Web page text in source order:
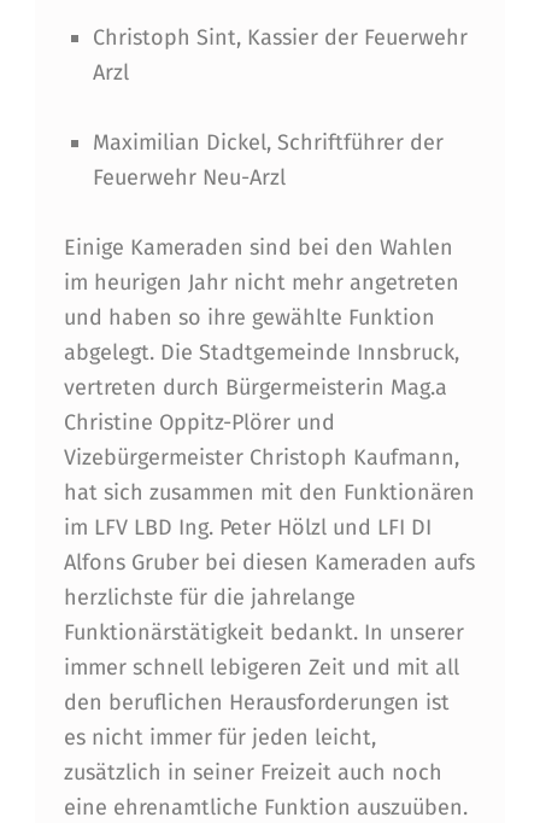
Christoph Sint, Kassier der Feuerwehr
Arzl
Maximilian Dickel, Schriftführer der
Feuerwehr Neu-Arzl
Einige Kameraden sind bei den Wahlen
im heurigen Jahr nicht mehr angetreten
und haben so ihre gewählte Funktion
abgelegt. Die Stadtgemeinde Innsbruck,
vertreten durch Bürgermeisterin Mag.a
Christine Oppitz-Plörer und
Vizebürgermeister Christoph Kaufmann,
hat sich zusammen mit den Funktionären
im LFV LBD Ing. Peter Hölzl und LFI DI
Alfons Gruber bei diesen Kameraden aufs
herzlichste für die jahrelange
Funktionärstätigkeit bedankt. In unserer
immer schnell lebigeren Zeit und mit all
den beruflichen Herausforderungen ist
es nicht immer für jeden leicht,
zusätzlich in seiner Freizeit auch noch
eine ehrenamtliche Funktion auszuüben.